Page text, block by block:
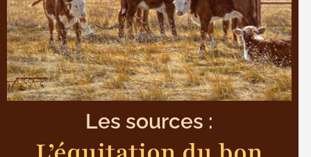
Les sources :